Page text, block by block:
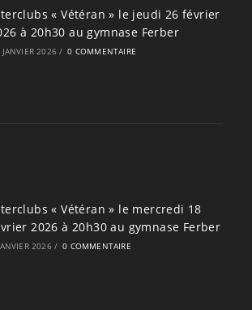
« Vétéran » le jeudi 26 février
à 20h30 au gymnase Ferber
2026 / 0 COMMENTAIRE
« Vétéran » le mercredi 18
2026 à 20h30 au gymnase Ferber
2026 / 0 COMMENTAIRE